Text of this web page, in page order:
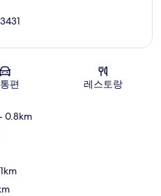
지도
편 레스토랑
0.8km